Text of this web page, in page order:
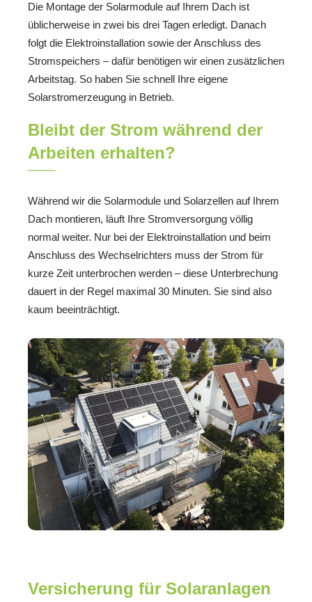
Die Montage der Solarmodule auf Ihrem Dach ist
üblicherweise in zwei bis drei Tagen erledigt. Danach
folgt die Elektroinstallation sowie der Anschluss des
Stromspeichers – dafür benötigen wir einen zusätzlichen
Arbeitstag. So haben Sie schnell Ihre eigene
Solarstromerzeugung in Betrieb.
Bleibt der Strom während der
Arbeiten erhalten?
Während wir die Solarmodule und Solarzellen auf Ihrem
Dach montieren, läuft Ihre Stromversorgung völlig
normal weiter. Nur bei der Elektroinstallation und beim
Anschluss des Wechselrichters muss der Strom für
kurze Zeit unterbrochen werden – diese Unterbrechung
dauert in der Regel maximal 30 Minuten. Sie sind also
kaum beeinträchtigt.
Versicherung für Solaranlagen